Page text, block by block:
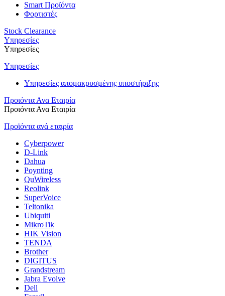
Smart Προϊόντα
Φορτιστές
Stock Clearance
Υπηρεσίες
Υπηρεσίες
Υπηρεσίες
Υπηρεσίες απομακρυσμένης υποστήριξης
Προιόντα Ανα Εταιρία
Προιόντα Ανα Εταιρία
Προϊόντα ανά εταιρία
Cyberpower
D-Link
Dahua
Poynting
QuWireless
Reolink
SuperVoice
Teltonika
Ubiquiti
MikroTik
HIK Vision
TENDA
Brother
DIGITUS
Grandstream
Jabra Evolve
Dell